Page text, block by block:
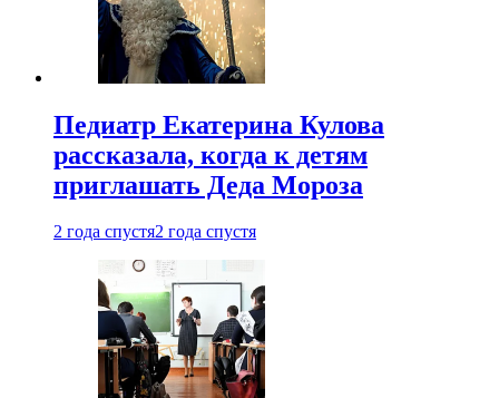
Педиатр Екатерина Кулова
рассказала, когда к детям
приглашать Деда Мороза
2 года спустя2 года спустя